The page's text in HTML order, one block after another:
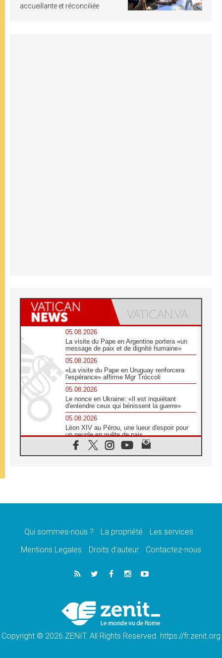
accueillante et réconciliée
05.08.2026
La visite du Pape en Argentine portera «un
message de paix et de dignité humaine»
05.08.2026
«La visite du Pape en Uruguay renforcera
l'espérance» affirme Mgr Tróccoli
05.08.2026
Le nonce en Ukraine: «Il est inquiétant
d'entendre ceux qui bénissent la guerre»
05.08.2026
Léon XIV au Pérou, une lueur d'espoir pour
un peuple en quête de paix
05.08.2026
SCEAM: L'Église en Afrique vers
en Argentine et au Pérou
Audience générale: la prière est un acte
04.08.2026
Léon XIV invite les Chevaliers de Colomb à
Au Nigéria, attaques d'église, meurtre et
enlèvements de religieux suscitent l'émotion
Qui sommes-nous ? La propriété
Les services
Mentions Legales
Droits d’auteur Contactez-nous
Copyright © 2026 ZENIT. All Rights Reserved. https://fr.zenit.org